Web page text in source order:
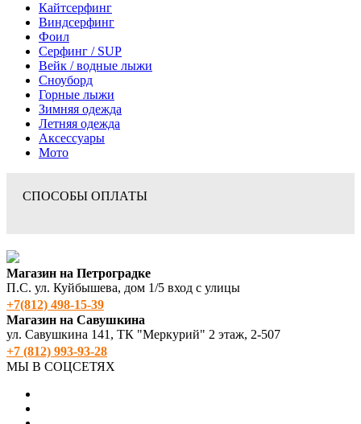
Кайтсерфинг
Виндсерфинг
Фоил
Серфинг / SUP
Вейк / водные лыжи
Сноуборд
Горные лыжи
Зимняя одежда
Летняя одежда
Аксессуары
Мото
СПОСОБЫ ОПЛАТЫ
Магазин на Петроградке
П.С. ул. Куйбышева, дом 1/5 вход с улицы
+7(812) 498‑15-39
Магазин на Савушкина
ул. Савушкина 141, ТК "Меркурий" 2 этаж, 2-507
+7 (812) 993-93-28
МЫ В СОЦСЕТЯХ